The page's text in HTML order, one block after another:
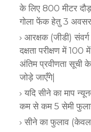
के लिए 800 मीटर
गोला फेंक हेतु 3 अवसर
आरक्षक (जीडी)
दक्षता परीक्षण में
अंतिम प्रवीणता
जोड़े जाएँगे|
यदि सीने का माप
कम से कम 5 सेमी
सीने का फुलाव